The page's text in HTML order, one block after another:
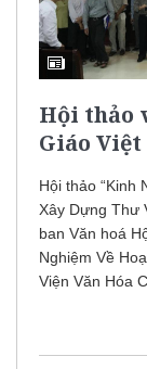
Hội thảo
Giáo
Hội thảo “Kinh
Xây Dựng Thư
ban Văn hoá
Nghiệm Về
Viện Văn Hóa